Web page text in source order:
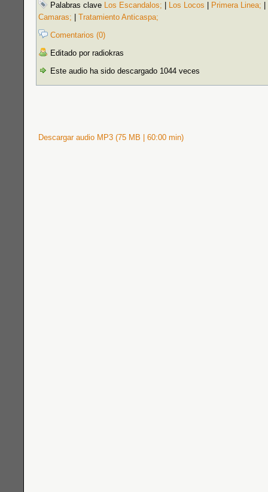
Palabras clave Los Escandalos; Los Locos Primera Linea;
Camaras;
Tratamiento Anticaspa;
Comentarios (0)
Editado por radiokras
Este audio ha sido descargado 1044 veces
Descargar audio MP3 (75 MB | 60:00 min)